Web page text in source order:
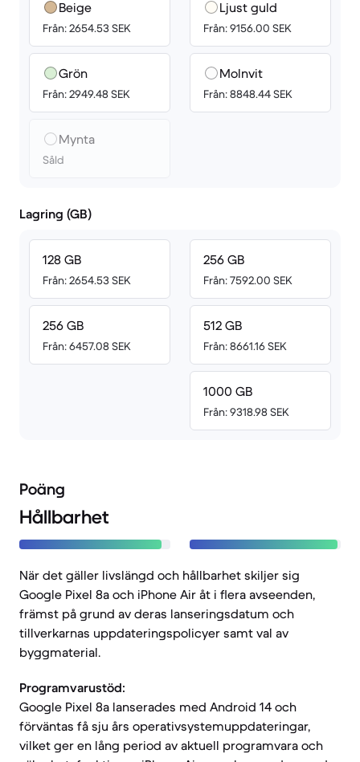
Beige
Från: 2654.53 SEK
Grön
Från: 2949.48 SEK
Mynta
Såld
Ljust guld
Från: 9156.00 SEK
Molnvit
Från: 8848.44 SEK
Lagring (GB)
128 GB
Från: 2654.53 SEK
256 GB
Från: 6457.08 SEK
256 GB
Från: 7592.00 SEK
512 GB
Från: 8661.16 SEK
1000 GB
Från: 9318.98 SEK
Poäng
Hållbarhet
När det gäller livslängd och hållbarhet skiljer sig
Google Pixel 8a och iPhone Air åt i flera avseenden,
främst på grund av deras lanseringsdatum och
tillverkarnas uppdateringspolicyer samt val av
byggmaterial.
Programvarustöd:
Google Pixel 8a lanserades med Android 14 och
förväntas få sju års operativsystemuppdateringar,
vilket ger en lång period av aktuell programvara och